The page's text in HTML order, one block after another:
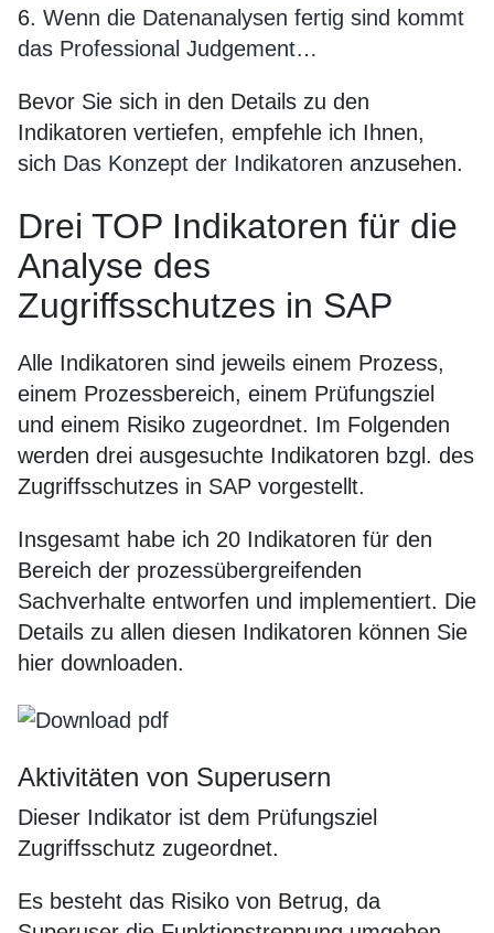
6. Wenn die Datenanalysen fertig sind kommt
das Professional Judgement…
Bevor Sie sich in den Details zu den
Indikatoren vertiefen, empfehle ich Ihnen,
sich Das Konzept der Indikatoren anzusehen.
Drei TOP Indikatoren für die
Analyse des
Zugriffsschutzes in SAP
Alle Indikatoren sind jeweils einem Prozess,
einem Prozessbereich, einem Prüfungsziel
und einem Risiko zugeordnet. Im Folgenden
werden drei ausgesuchte Indikatoren bzgl. des
Zugriffsschutzes in SAP vorgestellt.
Insgesamt habe ich 20 Indikatoren für den
Bereich der prozessübergreifenden
Sachverhalte entworfen und implementiert. Die
Details zu allen diesen Indikatoren können Sie
hier downloaden.
Aktivitäten von Superusern
Dieser Indikator ist dem Prüfungsziel
Zugriffsschutz zugeordnet.
Es besteht das Risiko von Betrug, da